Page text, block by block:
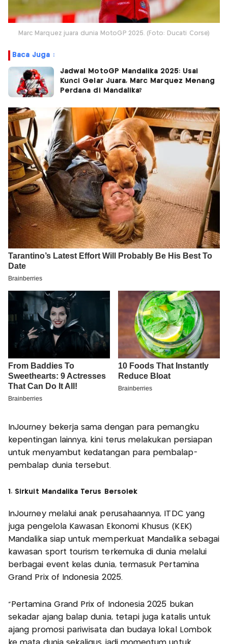
Marc Marquez juara dunia MotoGP 2025. (Foto: Ducati Corse)
Baca Juga :
Jadwal MotoGP Mandalika 2025: Usai
Kunci Gelar Juara, Marc Marquez Menang
Perdana di Mandalika?
InJourney bekerja sama dengan para pemangku
kepentingan lainnya, kini terus melakukan persiapan
untuk menyambut kedatangan para pembalap-
pembalap dunia tersebut.
1. Sirkuit Mandalika Terus Bersolek
InJourney melalui anak perusahaannya, ITDC yang
juga pengelola Kawasan Ekonomi Khusus (KEK)
Mandalika siap untuk memperkuat Mandalika sebagai
kawasan sport tourism terkemuka di dunia melalui
berbagai event kelas dunia, termasuk Pertamina
Grand Prix of Indonesia 2025.
“Pertamina Grand Prix of Indonesia 2025 bukan
sekadar ajang balap dunia, tetapi juga katalis untuk
ajang promosi pariwisata dan budaya lokal Lombok